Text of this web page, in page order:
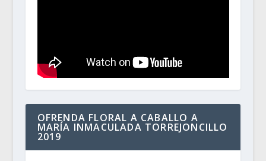
OFRENDA FLORAL A CABALLO A
MARÍA INMACULADA TORREJONCILLO
2019